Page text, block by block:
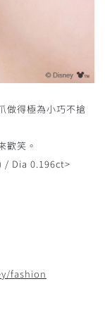
做得極為小巧不搶
歡笑。
/ Dia 0.196ct>
fashion